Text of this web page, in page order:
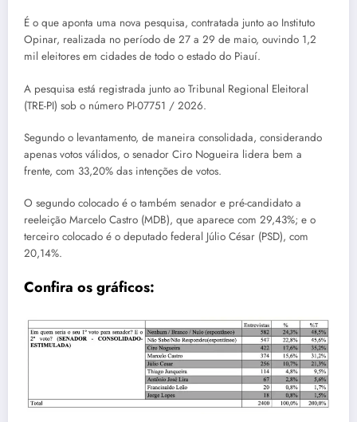
É o que aponta uma nova pesquisa, contratada junto ao Instituto
Opinar, realizada no período de 27 a 29 de maio, ouvindo 1,2
mil eleitores em cidades de todo o estado do Piauí.
A pesquisa está registrada junto ao Tribunal Regional Eleitoral
(TRE-PI) sob o número PI-07751 / 2026.
Segundo o levantamento, de maneira consolidada, considerando
apenas votos válidos, o senador Ciro Nogueira lidera bem a
frente, com 33,20% das intenções de votos.
O segundo colocado é o também senador e pré-candidato a
reeleição Marcelo Castro (MDB), que aparece com 29,43%; e o
terceiro colocado é o deputado federal Júlio César (PSD), com
20,14%.
Confira os gráficos: